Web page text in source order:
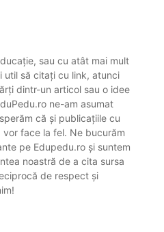
sau cu atât mai mult
util să citați cu link, atunci
dintr-un articol sau o idee
ne-am asumat
că și publicațiile cu
face la fel. Ne bucurăm
pe Edupedu.ro și suntem
noastră de a cita sursa
de respect și